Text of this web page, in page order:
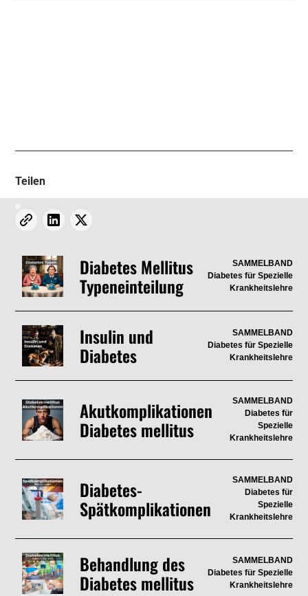
Teilen
Diabetes Mellitus
Typeneinteilung
SAMMELBAND
Diabetes für Spezielle
Krankheitslehre
Insulin und
Diabetes
SAMMELBAND
Diabetes für Spezielle
Krankheitslehre
Akutkomplikationen
Diabetes mellitus
SAMMELBAND
Diabetes für
Spezielle
Krankheitslehre
Diabetes-
Spätkomplikationen
SAMMELBAND
Diabetes für
Spezielle
Krankheitslehre
Behandlung des
Diabetes mellitus
SAMMELBAND
Diabetes für Spezielle
Krankheitslehre